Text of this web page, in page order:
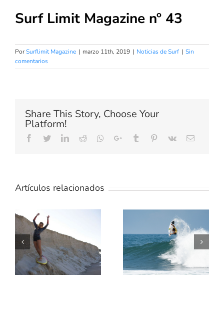
Surf Limit Magazine nº 43
PorSurflimit Magazine | marzo 11th, 2019 | Noticias de Surf | Sin
comentarios
Share This Story, Choose Your
Platform!
Facebook
TwitterLinkedIn
Reddit Whatsapp
Google+Tumblr Pinterest
Vk Email
Artículos relacionados
5 MEJORES
PELICULAS
DE SURF
TE
ENSEÑAMOS
UN POCO
SOBRE
TÉRMINOS